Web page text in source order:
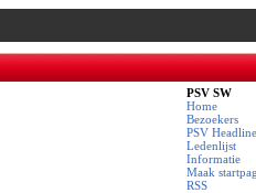
PSV SW
Home
Bezoekers
PSV
Ledenlijst
Informatie
Maak
RSS